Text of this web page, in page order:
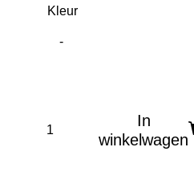
Kleur
In
winkelwagen